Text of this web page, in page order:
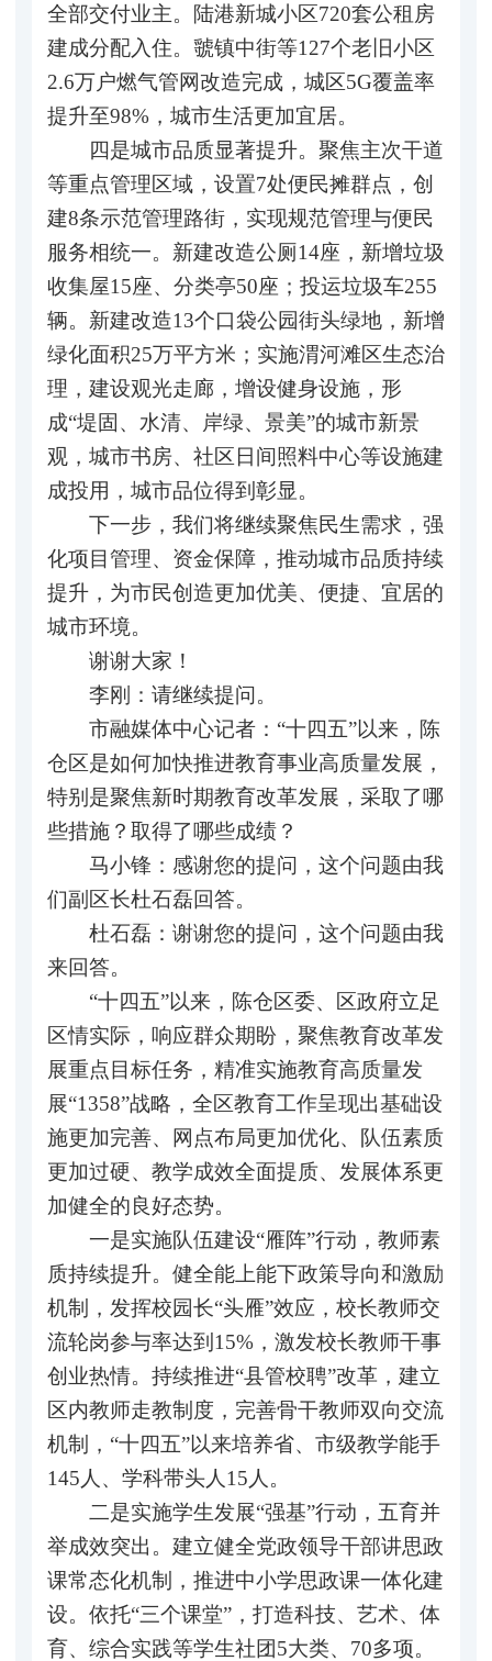
全部交付业主。陆港新城小区720套公租房
建成分配入住。虢镇中街等127个老旧小区
2.6万户燃气管网改造完成，城区5G覆盖率
提升至98%，城市生活更加宜居。
四是城市品质显著提升。聚焦主次干道
等重点管理区域，设置7处便民摊群点，创
建8条示范管理路街，实现规范管理与便民
服务相统一。新建改造公厕14座，新增垃圾
收集屋15座、分类亭50座；投运垃圾车255
辆。新建改造13个口袋公园街头绿地，新增
绿化面积25万平方米；实施渭河滩区生态治
理，建设观光走廊，增设健身设施，形
成“堤固、水清、岸绿、景美”的城市新景
观，城市书房、社区日间照料中心等设施建
成投用，城市品位得到彰显。
下一步，我们将继续聚焦民生需求，强
化项目管理、资金保障，推动城市品质持续
提升，为市民创造更加优美、便捷、宜居的
城市环境。
谢谢大家！
李刚：请继续提问。
市融媒体中心记者：“十四五”以来，陈
仓区是如何加快推进教育事业高质量发展，
特别是聚焦新时期教育改革发展，采取了哪
些措施？取得了哪些成绩？
马小锋：感谢您的提问，这个问题由我
们副区长杜石磊回答。
杜石磊：谢谢您的提问，这个问题由我
来回答。
“十四五”以来，陈仓区委、区政府立足
区情实际，响应群众期盼，聚焦教育改革发
展重点目标任务，精准实施教育高质量发
展“1358”战略，全区教育工作呈现出基础设
施更加完善、网点布局更加优化、队伍素质
更加过硬、教学成效全面提质、发展体系更
加健全的良好态势。
一是实施队伍建设“雁阵”行动，教师素
质持续提升。健全能上能下政策导向和激励
机制，发挥校园长“头雁”效应，校长教师交
流轮岗参与率达到15%，激发校长教师干事
创业热情。持续推进“县管校聘”改革，建立
区内教师走教制度，完善骨干教师双向交流
机制，“十四五”以来培养省、市级教学能手
145人、学科带头人15人。
二是实施学生发展“强基”行动，五育并
举成效突出。建立健全党政领导干部讲思政
课常态化机制，推进中小学思政课一体化建
设。依托“三个课堂”，打造科技、艺术、体
育、综合实践等学生社团5大类、70多项。